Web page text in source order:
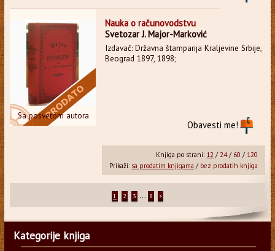
Nauka o računovodstvu
Svetozar J. Major-Marković
Sa posvetom autora
Izdavač: Državna štamparija Kraljevine Srbije,
Beograd 1897, 1898;
Obavesti me!
Knjiga po strani: 12 /24/ 60 / 120
Prikaži: sa prodatim knjigama / bez prodatih knjiga
1 2 3 ... 8 >
Kategorije knjiga